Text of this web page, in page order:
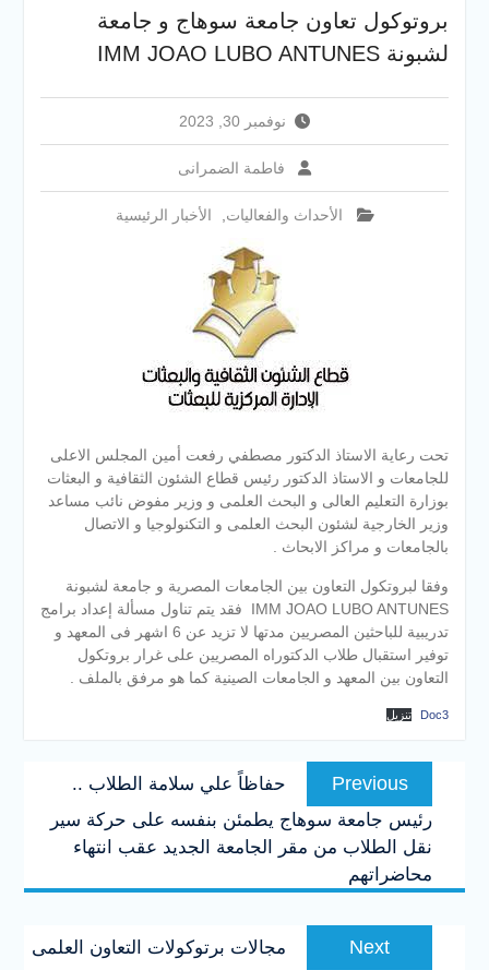
سوهاج الجديد لتقديم التهنئة
عقب توليه مهام منصبه ويشيد
بجهود رجال الشرطه
بروتوكول تعاون جامعة سوهاج و جامعة
لشبونة IMM JOAO LUBO ANTUNES
نوفمبر 30, 2023
فاطمة الضمرانى
الأحداث والفعاليات الأخبار الرئيسية
تحت رعاية الاستاذ الدكتور مصطفي رفعت أمين المجلس الاعلى
للجامعات و الاستاذ الدكتور رئيس قطاع الشئون الثقافية و البعثات
بوزارة التعليم العالى و البحث العلمى و وزير مفوض نائب مساعد
وزير الخارجية لشئون البحث العلمى و التكنولوجيا و الاتصال
بالجامعات و مراكز الابحاث .
وفقا لبروتكول التعاون بين الجامعات المصرية و جامعة لشبونة
IMM JOAO LUBO ANTUNES فقد يتم تناول مسألة إعداد برامج
تدريبية للباحثين المصريين مدتها لا تزيد عن 6 اشهر فى المعهد و
توفير استقبال طلاب الدكتوراه المصريين على غرار بروتكول
التعاون بين المعهد و الجامعات الصينية كما هو مرفق بالملف .
Doc3 تنزيل
تصفّح
المقالاتPrevious
Previous
post:
حفاظاً علي سلامة الطلاب ..
رئيس جامعة سوهاج يطمئن بنفسه على حركة سير
نقل الطلاب من مقر الجامعة الجديد عقب انتهاء
محاضراتهم
Next
Next
post:
مجالات برتوكولات التعاون العلمى